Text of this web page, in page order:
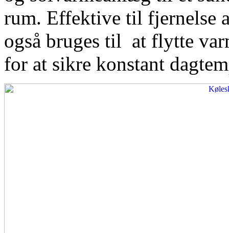
rum. Effektive til fjernelse
også bruges til at flytte
for at sikre konstant